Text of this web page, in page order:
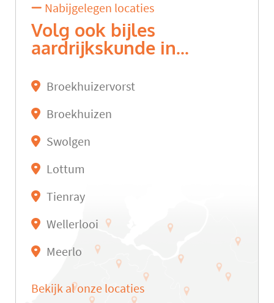
Nabijgelegen locaties
Volg ook bijles
aardrijkskunde in...
Broekhuizervorst
Broekhuizen
Swolgen
Lottum
Tienray
Wellerlooi
Meerlo
Bekijk al onze locaties